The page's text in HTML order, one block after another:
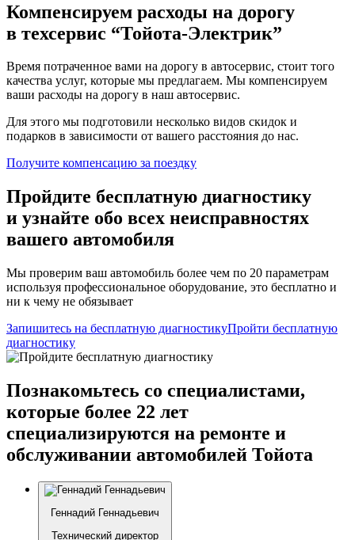
Компенсируем расходы на дорогу
в техсервис “Тойота-Электрик”
Время потраченное вами на дорогу в автосервис, стоит того
качества услуг, которые мы предлагаем. Мы компенсируем
ваши расходы на дорогу в наш автосервис.
Для этого мы подготовили несколько видов скидок и
подарков в зависимости от вашего расстояния до нас.
Получите компенсацию за поездку
Пройдите бесплатную диагностику
и узнайте обо всех неисправностях
вашего автомобиля
Мы проверим ваш автомобиль более чем по 20 параметрам
используя профессиональное оборудование, это бесплатно и
ни к чему не обязывает
Запишитесь на бесплатную диагностикуПройти бесплатную
диагностику
Познакомьтесь со специалистами,
которые более 22 лет
специализируются на ремонте и
обслуживании автомобилей Тойота
Геннадий Геннадьевич
Технический директор